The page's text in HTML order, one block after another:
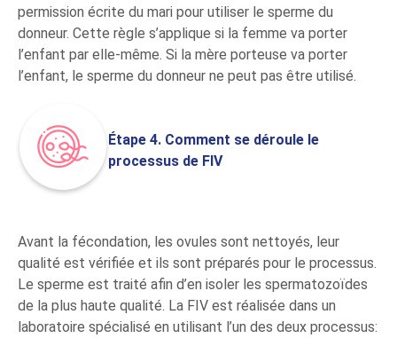
permission écrite du mari pour utiliser le sperme du
donneur. Cette règle s’applique si la femme va porter
l’enfant par elle-même. Si la mère porteuse va porter
l’enfant, le sperme du donneur ne peut pas être utilisé.
Étape 4. Comment se déroule le
processus de FIV
Avant la fécondation, les ovules sont nettoyés, leur
qualité est vérifiée et ils sont préparés pour le processus.
Le sperme est traité afin d’en isoler les spermatozoïdes
de la plus haute qualité. La FIV est réalisée dans un
laboratoire spécialisé en utilisant l’un des deux processus: